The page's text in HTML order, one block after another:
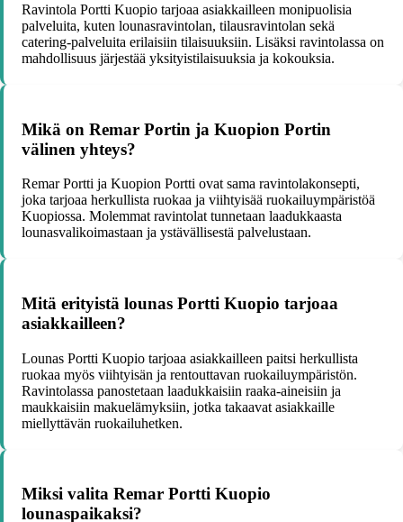
Ravintola Portti Kuopio tarjoaa asiakkailleen monipuolisia
palveluita, kuten lounasravintolan, tilausravintolan sekä
catering-palveluita erilaisiin tilaisuuksiin. Lisäksi ravintolassa on
mahdollisuus järjestää yksityistilaisuuksia ja kokouksia.
Mikä on Remar Portin ja Kuopion Portin
välinen yhteys?
Remar Portti ja Kuopion Portti ovat sama ravintolakonsepti,
joka tarjoaa herkullista ruokaa ja viihtyisää ruokailuympäristöä
Kuopiossa. Molemmat ravintolat tunnetaan laadukkaasta
lounasvalikoimastaan ja ystävällisestä palvelustaan.
Mitä erityistä lounas Portti Kuopio tarjoaa
asiakkailleen?
Lounas Portti Kuopio tarjoaa asiakkailleen paitsi herkullista
ruokaa myös viihtyisän ja rentouttavan ruokailuympäristön.
Ravintolassa panostetaan laadukkaisiin raaka-aineisiin ja
maukkaisiin makuelämyksiin, jotka takaavat asiakkaille
miellyttävän ruokailuhetken.
Miksi valita Remar Portti Kuopio
lounaspaikaksi?